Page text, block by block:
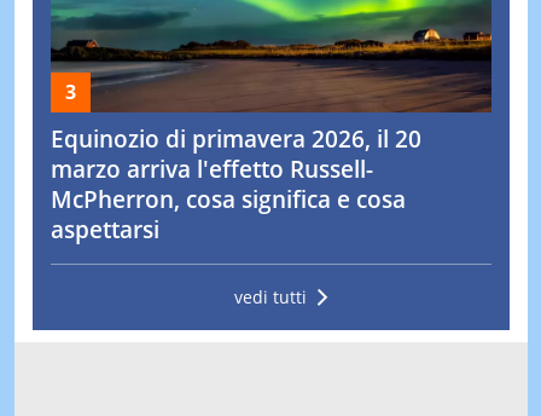
Equinozio di primavera 2026, il 20
marzo arriva l'effetto Russell-
McPherron, cosa significa e cosa
aspettarsi
vedi tutti